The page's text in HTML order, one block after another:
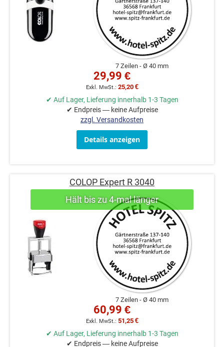
7 Zeilen Ø 40 mm
29,99 €
25,20 €
✔ Auf Lager, Lieferung innerhalb 1-3 Tagen
✔ Endpreis — keine Aufpreise
zzgl. Versandkosten
Details anzeigen
COLOP Expert R 3040
7 Zeilen Ø 40 mm
60,99 €
51,25 €
✔ Auf Lager, Lieferung innerhalb 1-3 Tagen
✔ Endpreis — keine Aufpreise